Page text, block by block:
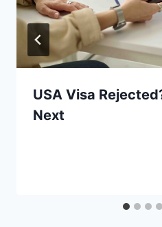
USA Visa
Next